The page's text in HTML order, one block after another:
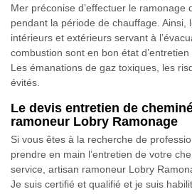
Mer préconise d’effectuer le ramonage
pendant la période de chauffage. Ainsi,
intérieurs et extérieurs servant à
combustion sont en bon état
Les émanations de gaz toxiques, les
évités.
Le devis entretien de
ramoneur Lobry Ramonage
Si vous êtes à la recherche de
prendre en main l’entretien de votre
service, artisan ramoneur Lobry
Je suis certifié et qualifié et je suis